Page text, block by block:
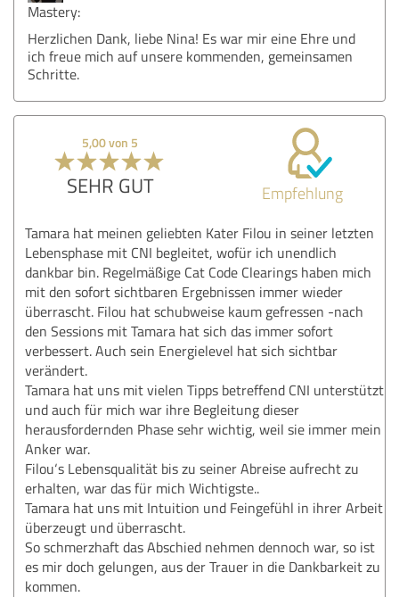
Mastery:
Herzlichen Dank, liebe Nina! Es war mir eine Ehre und
ich freue mich auf unsere kommenden, gemeinsamen
Schritte.
5,00 von 5
SEHR GUT Empfehlung
Tamara hat meinen geliebten Kater Filou in seiner letzten
Lebensphase mit CNI begleitet, wofür ich unendlich
dankbar bin. Regelmäßige Cat Code Clearings haben mich
mit den sofort sichtbaren Ergebnissen immer wieder
überrascht. Filou hat schubweise kaum gefressen -nach
den Sessions mit Tamara hat sich das immer sofort
verbessert. Auch sein Energielevel hat sich sichtbar
verändert.
Tamara hat uns mit vielen Tipps betreffend CNI unterstützt
und auch für mich war ihre Begleitung dieser
herausfordernden Phase sehr wichtig, weil sie immer mein
Anker war.
Filou‘s Lebensqualität bis zu seiner Abreise aufrecht zu
erhalten, war das für mich Wichtigste..
Tamara hat uns mit Intuition und Feingefühl in ihrer Arbeit
überzeugt und überrascht.
So schmerzhaft das Abschied nehmen dennoch war, so ist
es mir doch gelungen, aus der Trauer in die Dankbarkeit zu
kommen.